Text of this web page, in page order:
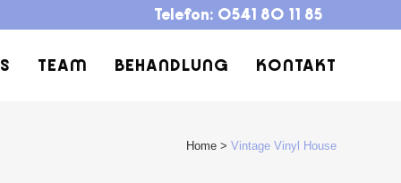
Telefon: 0541 80 11 85
TEAM BEHANDLUNG KONTAKT
Home > Vintage Vinyl House